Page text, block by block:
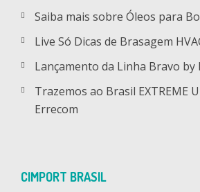
Saiba mais sobre Óleos para
Live Só Dicas de Brasagem
Lançamento da Linha Bravo
Trazemos ao Brasil EXTREME
Errecom
CIMPORT BRASIL